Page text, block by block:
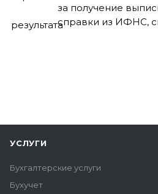
за получение
справки из ИФНС,
УСЛУГИ
Бухгалтерские услуги
Бухучет